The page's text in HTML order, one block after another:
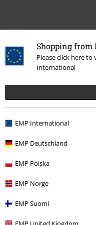
Shopping
Please click here
International
EMP International
EMP Deutschland
EMP Polska
EMP Norge
EMP Suomi
Plus de catégories.
Les Styles
E-Mail Newsletter
Profitez d'une remise de 15
abonnant maintenant !